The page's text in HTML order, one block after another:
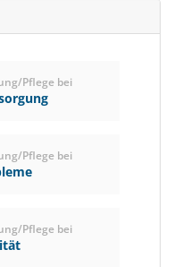
Pflege bei
Pflege bei
Pflege bei